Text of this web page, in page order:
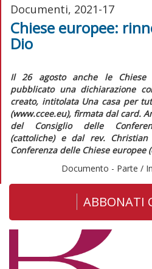
Documenti, 2021-17
Chiese europee:
Dio
Il 26 agosto anche le Chiese
pubblicato una dichiarazione
creato, intitolata Una casa per
(www.ccee.eu), firmata dal card.
del Consiglio delle
(cattoliche) e dal rev.
Conferenza delle Chiese europee
Documento - Parte /
ABBONATI